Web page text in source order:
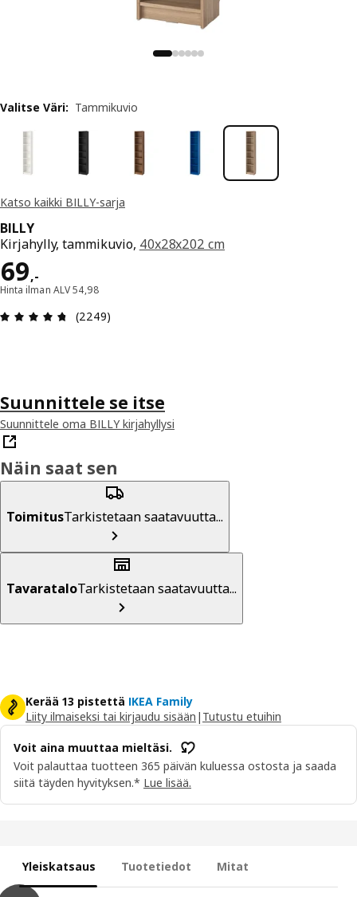
Katso kaikki BILLY-sarja
BILLY
Kirjahylly, tammikuvio, 40x28x202 cm
69,-
Hinta 69,-
Hinta ilman ALV 54,98
: 4.7 / 5 tähteä. Arvostelut yhteensä: 2249
(2249)
Valitse Väri: Tammikuvio
Suunnittele se itse
Suunnittele oma BILLY kirjahyllysi
Näin saat sen
ToimitusTarkistetaan saatavuutta...
TavarataloTarkistetaan saatavuutta...
Kerää 13 pistettä IKEA Family
Liity ilmaiseksi tai kirjaudu sisään | Tutustu etuihin
Voit aina muuttaa mieltäsi.
Voit palauttaa tuotteen 365 päivän kuluessa ostosta ja saada
siitä täyden hyvityksen.* Lue lisää.
Yleiskatsaus Tuotetiedot Mitat